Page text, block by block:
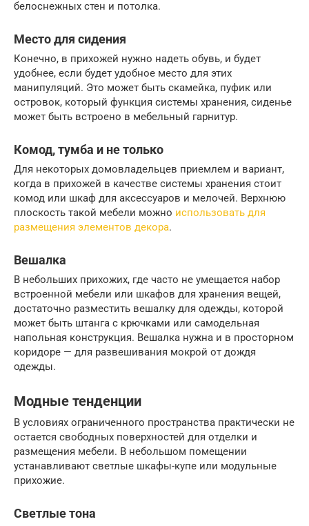
белоснежных стен и потолка.
Место для сидения
Конечно, в прихожей нужно надеть обувь, и будет
удобнее, если будет удобное место для этих
манипуляций. Это может быть скамейка, пуфик или
островок, который функция системы хранения, сиденье
может быть встроено в мебельный гарнитур.
Комод, тумба и не только
Для некоторых домовладельцев приемлем и вариант,
когда в прихожей в качестве системы хранения стоит
комод или шкаф для аксессуаров и мелочей. Верхнюю
плоскость такой мебели можно использовать для
размещения элементов декора.
Вешалка
В небольших прихожих, где часто не умещается набор
встроенной мебели или шкафов для хранения вещей,
достаточно разместить вешалку для одежды, которой
может быть штанга с крючками или самодельная
напольная конструкция. Вешалка нужна и в просторном
коридоре — для развешивания мокрой от дождя
одежды.
Модные тенденции
В условиях ограниченного пространства практически не
остается свободных поверхностей для отделки и
размещения мебели. В небольшом помещении
устанавливают светлые шкафы-купе или модульные
прихожие.
Светлые тона